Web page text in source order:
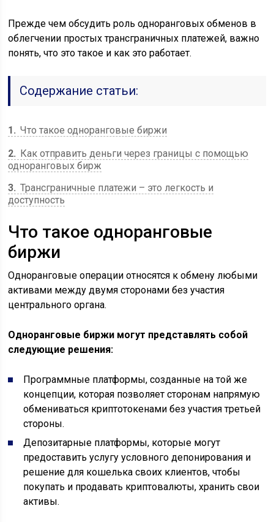
Прежде чем обсудить роль одноранговых обменов в
облегчении простых трансграничных платежей, важно
понять, что это такое и как это работает.
Содержание статьи:
1
Что такое одноранговые биржи
2
Как отправить деньги через границы с помощью
одноранговых бирж
3 Трансграничные платежи – это легкость и
доступность
Что такое одноранговые
биржи
Одноранговые операции относятся к обмену любыми
активами между двумя сторонами без участия
центрального органа.
Одноранговые биржи могут представлять собой
следующие решения:
Программные платформы, созданные на той же
концепции, которая позволяет сторонам напрямую
обмениваться криптотокенами без участия третьей
стороны.
Депозитарные платформы, которые могут
предоставить услугу условного депонирования и
решение для кошелька своих клиентов, чтобы
покупать и продавать криптовалюты, хранить свои
активы.